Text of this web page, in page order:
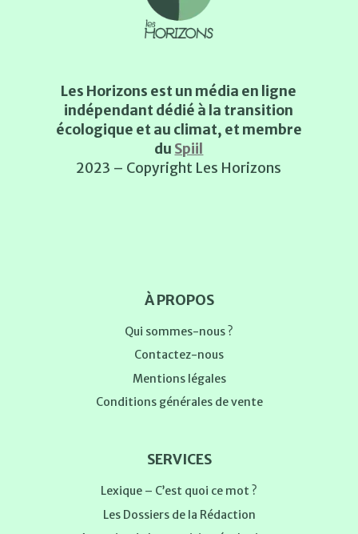
Les Horizons est un média en ligne
indépendant dédié à la transition
écologique et au climat, et membre
du Spiil
2023 – Copyright Les Horizons
À PROPOS
Qui sommes-nous ?
Contactez-nous
Mentions légales
Conditions générales de vente
SERVICES
Lexique – C’est quoi ce mot ?
Les Dossiers de la Rédaction